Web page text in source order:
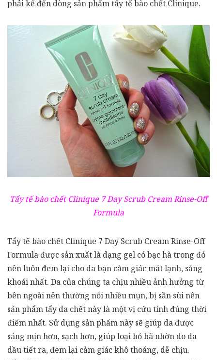
phải kể đến dòng sản phẩm tẩy tế bào chết Clinique.
Tẩy tế bào chết Clinique 7 Day Scrub Cream Rinse-Off
Formula
Tẩy tế bào chết Clinique 7 Day Scrub Cream Rinse-Off
Formula được sản xuất là dạng gel có bạc hà trong đó
nên luôn đem lại cho da bạn cảm giác mát lạnh, sảng
khoái nhất. Da của chúng ta chịu nhiều ảnh hưởng từ
bên ngoài nên thường nổi nhiều mụn, bị sần sùi nên
sản phẩm tẩy da chết này là một vị cứu tính đúng thời
điểm nhất. Sử dụng sản phẩm này sẽ giúp da được
sáng mịn hơn, sạch hơn, giúp loại bỏ bã nhờn do da
dầu tiết ra, đem lại cảm giác khô thoáng, dễ chịu.